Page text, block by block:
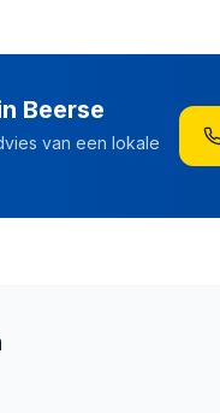
Beerse
van een lokale